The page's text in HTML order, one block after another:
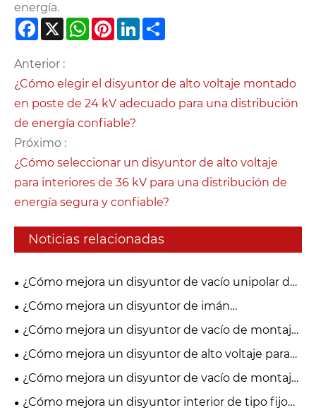
energía.
Facebook
X WhatsApp
PinterestLinkedIn
Anterior :
¿Cómo elegir el disyuntor de alto voltaje montado
en poste de 24 kV adecuado para una distribución
de energía confiable?
Próximo :
¿Cómo seleccionar un disyuntor de alto voltaje
para interiores de 36 kV para una distribución de
energía segura y confiable?
Noticias relacionadas
¿Cómo mejora un disyuntor de vacío unipolar de
27,5 kV la seguridad de la distribución de energía y
los ferrocarriles?
¿Cómo mejora un disyuntor de imán
permanente para exteriores la confiabilidad de la
distribución de energía?
¿Cómo mejora un disyuntor de vacío de montaje
lateral de 24 kV la protección de energía de media
tensión?
¿Cómo mejora un disyuntor de alto voltaje para
interiores la seguridad y confiabilidad eléctrica?
¿Cómo mejora un disyuntor de vacío de montaje
lateral de 24 kV la seguridad del sistema de
¿Cómo mejora un disyuntor interior de tipo fijo